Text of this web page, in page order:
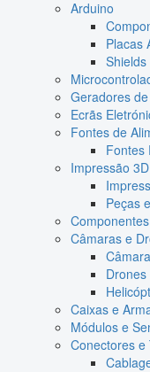
Arduino
Placas
Geradores
Ecrãs
Fontes de
Fontes
Impressão 3D
Peças
Câmaras e
Caixas e
Módulos e
Conectores e